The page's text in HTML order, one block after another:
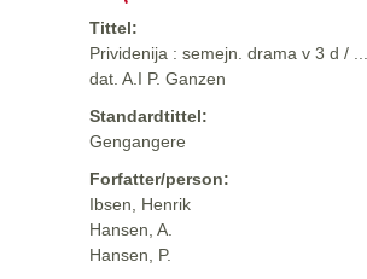
Tittel:
Prividenija : semejn. drama v 3 d /
dat. A.I P. Ganzen
Standardtittel:
Gengangere
Forfatter/person:
Ibsen, Henrik
Hansen, A.
Hansen, P.